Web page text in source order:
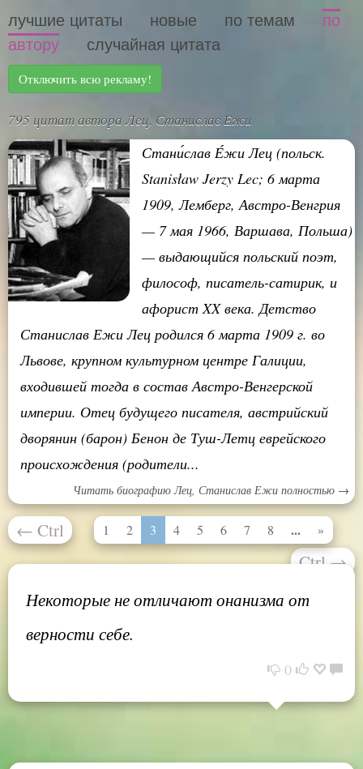
лучшие цитаты новые по темам
по
автору
случайная цитата
Отключить всю рекламу!
795 цитат автора Лец, Станислав Ежи
Стани́слав Е́жи Лец (польск.
Stanisław Jerzy Lec; 6 марта
1909, Лемберг, Австро-Венгрия
— 7 мая 1966, Варшава, Польша)
— выдающийся польский поэт,
философ, писатель-сатирик, и
афорист XX века. Детство
Станислав Ежи Лец родился 6 марта 1909 г. во
Львове, крупном культурном центре Галиции,
входившей тогда в состав Австро-Венгерской
империи. Отец будущего писателя, австрийский
дворянин (барон) Бенон де Туш-Летц еврейского
происхождения (родители...
Читать биографию Лец, Станислав Ежи полностью →
← Ctrl 1 2 3 4 5 6 7 8 ... »
Ctrl →
Некоторые не отличают онанизма от
верности себе.
0